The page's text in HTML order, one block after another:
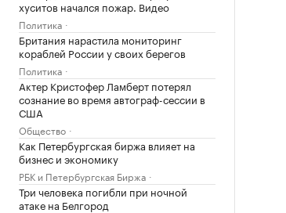
хуситов начался пожар. Видео
Политика
Британия нарастила мониторинг
кораблей России у своих берегов
Политика
Актер Кристофер Ламберт потерял
сознание во время автограф-сессии в
США
Общество
Как Петербургская биржа влияет на
бизнес и экономику
РБК и Петербургская Биржа
Три человека погибли при ночной
атаке на Белгород